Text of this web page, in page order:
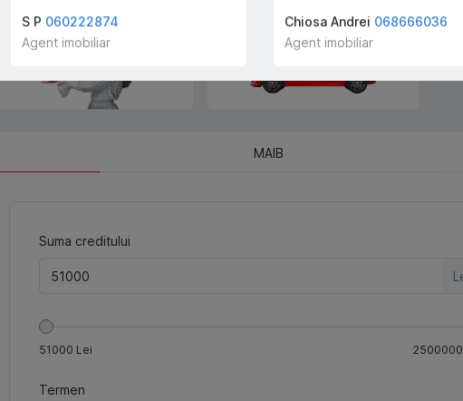
gratis!
MAIB
Suma creditului
51000 Lei 2500000
Termen
S P 060222874
Agent imobiliar
Chiosa Andrei 068666036
Agent imobiliar